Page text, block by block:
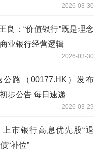
2026-03-30
良：“价值银行”既是理念
业银行经营逻辑
2026-03-30
路（00177.HK）发布
步公告 每日速递
2026-03-29
市银行高息优先股“退
“补位”